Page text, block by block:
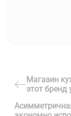
записів
Магазин
этот бренд